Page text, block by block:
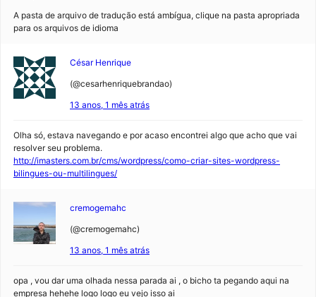
A pasta de arquivo de tradução está ambígua, clique na pasta apropriada
para os arquivos de idioma
César Henrique
(@cesarhenriquebrandao)
13 anos, 1 mês atrás
Olha só, estava navegando e por acaso encontrei algo que acho que vai
resolver seu problema.
http://imasters.com.br/cms/wordpress/como-criar-sites-wordpress-
bilingues-ou-multilingues/
cremogemahc
(@cremogemahc)
13 anos, 1 mês atrás
opa , vou dar uma olhada nessa parada ai , o bicho ta pegando aqui na
empresa hehehe logo logo eu vejo isso ai